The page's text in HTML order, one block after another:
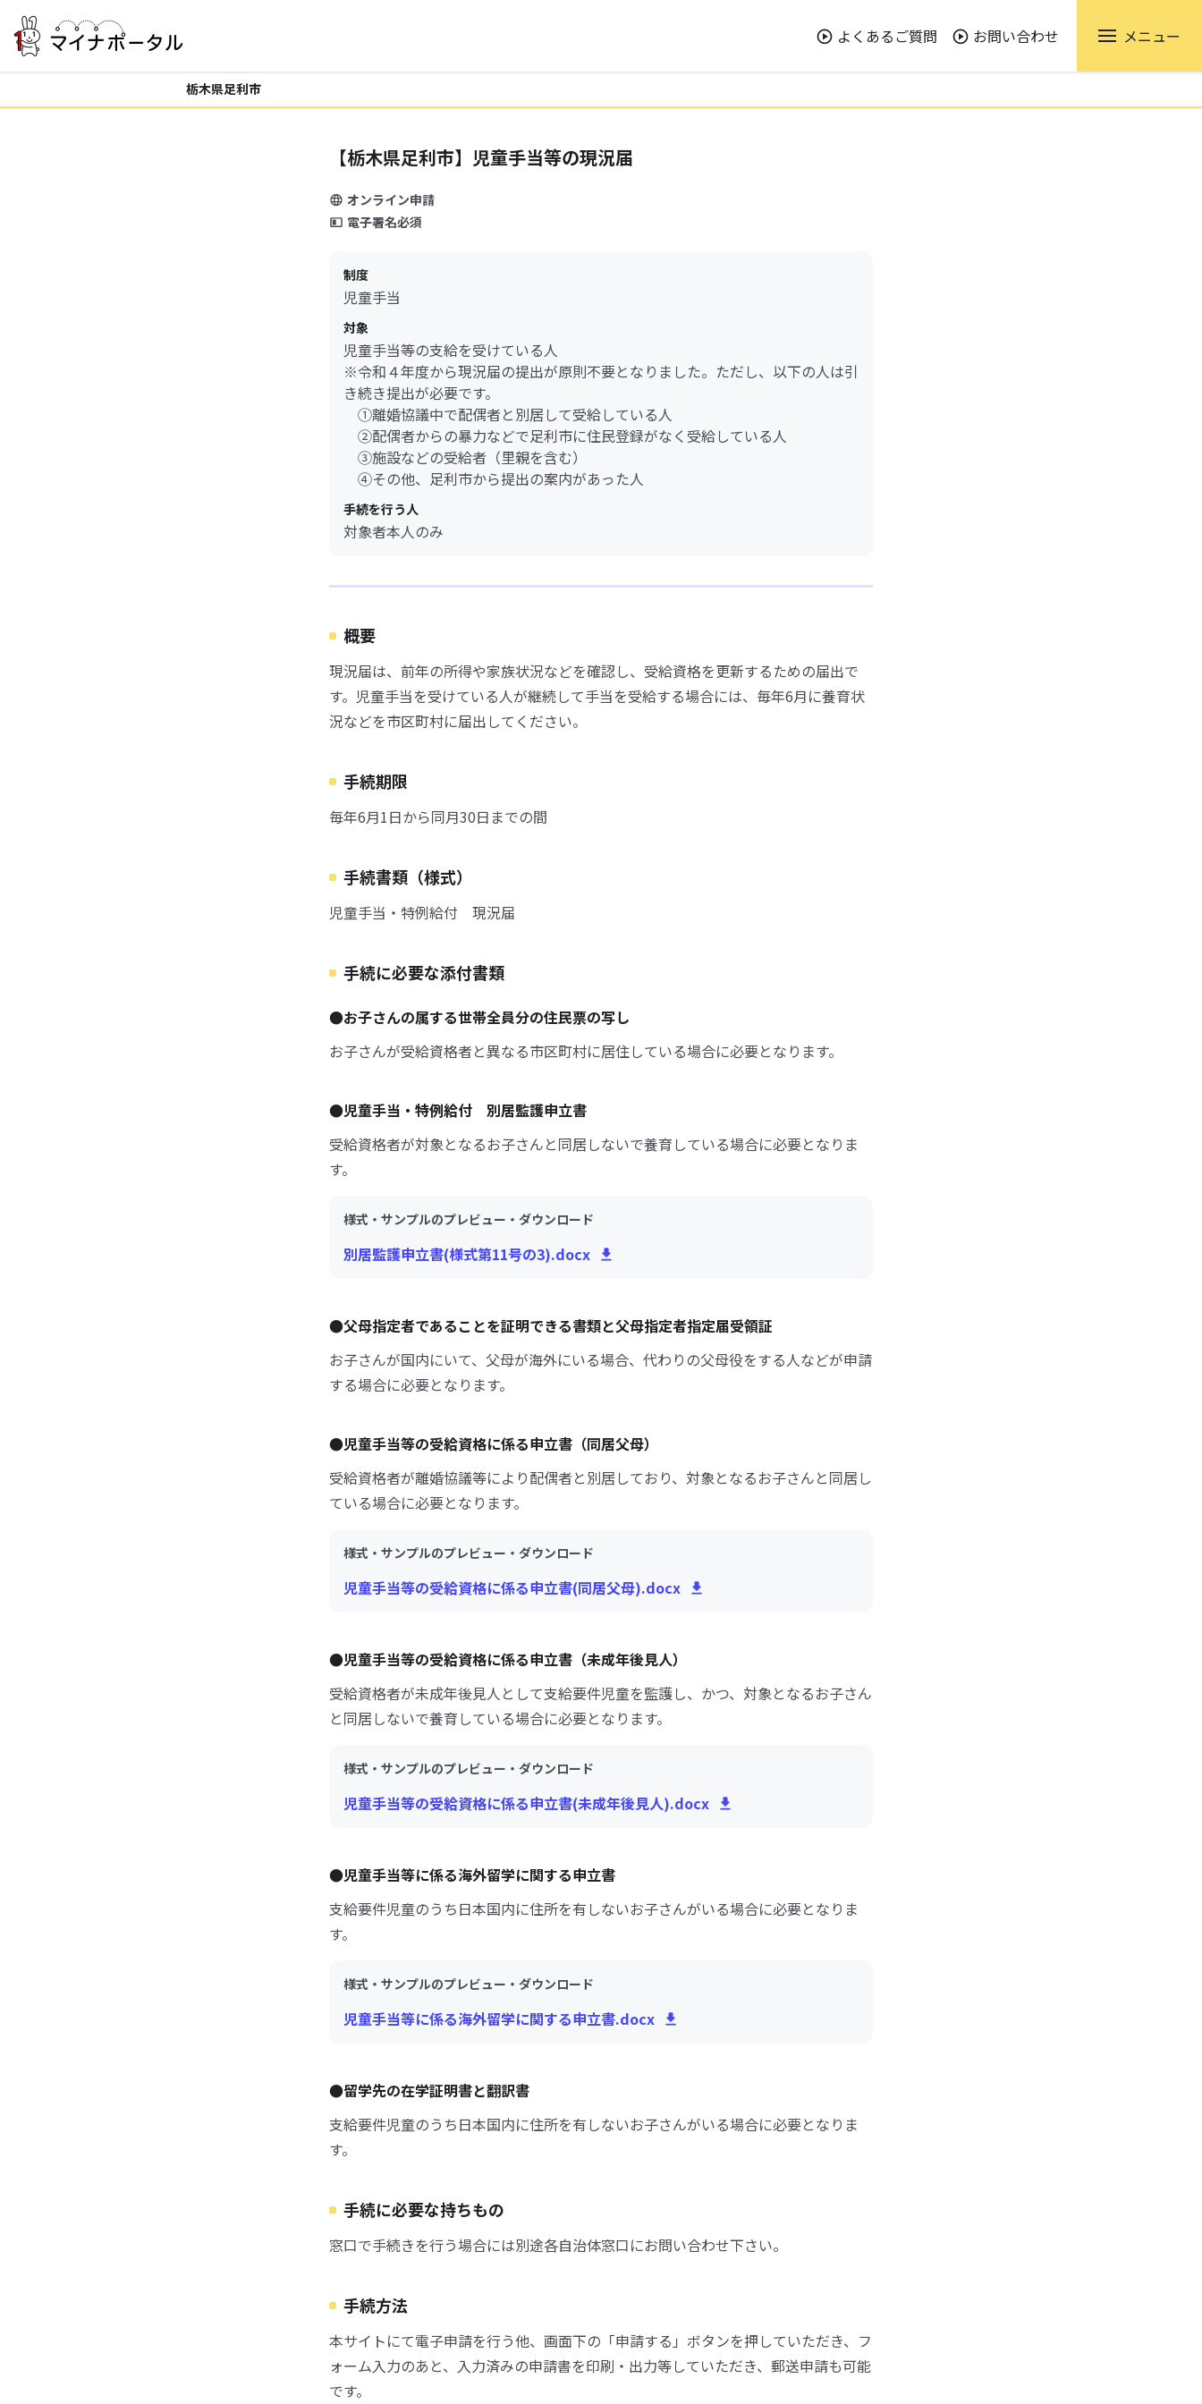
よくあるご質問 お問い合わせ メニュー
栃木県足利市
【栃木県足利市】児童手当等の現況届
オンライン申請
電子署名必須
制度
児童手当
対象
児童手当等の支給を受けている人
※令和４年度から現況届の提出が原則不要となりました。ただし、以下の人は引
き続き提出が必要です。
①離婚協議中で配偶者と別居して受給している人
②配偶者からの暴力などで足利市に住民登録がなく受給している人
③施設などの受給者（里親を含む）
④その他、足利市から提出の案内があった人
手続を行う人
対象者本人のみ
概要
現況届は、前年の所得や家族状況などを確認し、受給資格を更新するための届出で
す。児童手当を受けている人が継続して手当を受給する場合には、毎年6月に養育状
況などを市区町村に届出してください。
手続期限
毎年6月1日から同月30日までの間
手続書類（様式）
児童手当・特例給付 現況届
手続に必要な添付書類
●お子さんの属する世帯全員分の住民票の写し
お子さんが受給資格者と異なる市区町村に居住している場合に必要となります。
●児童手当・特例給付 別居監護申立書
受給資格者が対象となるお子さんと同居しないで養育している場合に必要となりま
す。
様式・サンプルのプレビュー・ダウンロード
別居監護申立書(様式第11号の3).docx
●父母指定者であることを証明できる書類と父母指定者指定届受領証
お子さんが国内にいて、父母が海外にいる場合、代わりの父母役をする人などが申請
する場合に必要となります。
●児童手当等の受給資格に係る申立書（同居父母）
受給資格者が離婚協議等により配偶者と別居しており、対象となるお子さんと同居し
ている場合に必要となります。
様式・サンプルのプレビュー・ダウンロード
児童手当等の受給資格に係る申立書(同居父母).docx
●児童手当等の受給資格に係る申立書（未成年後見人）
受給資格者が未成年後見人として支給要件児童を監護し、かつ、対象となるお子さん
と同居しないで養育している場合に必要となります。
様式・サンプルのプレビュー・ダウンロード
児童手当等の受給資格に係る申立書(未成年後見人).docx
●児童手当等に係る海外留学に関する申立書
支給要件児童のうち日本国内に住所を有しないお子さんがいる場合に必要となりま
す。
様式・サンプルのプレビュー・ダウンロード
児童手当等に係る海外留学に関する申立書.docx
●留学先の在学証明書と翻訳書
支給要件児童のうち日本国内に住所を有しないお子さんがいる場合に必要となりま
す。
手続に必要な持ちもの
窓口で手続きを行う場合には別途各自治体窓口にお問い合わせ下さい。
手続方法
本サイトにて電子申請を行う他、画面下の「申請する」ボタンを押していただき、フ
ォーム入力のあと、入力済みの申請書を印刷・出力等していただき、郵送申請も可能
です。